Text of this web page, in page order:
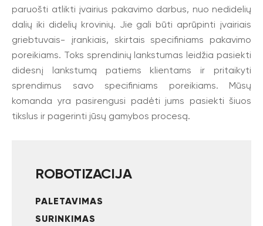
ROBOTIZACIJA
PALETAVIMAS
SURINKIMAS
paruošti atlikti įvairius pakavimo darbus, nuo nedidelių
dalių iki didelių krovinių. Jie gali būti aprūpinti įvairiais
griebtuvais- įrankiais, skirtais specifiniams pakavimo
poreikiams. Toks sprendinių lankstumas leidžia pasiekti
didesnį lankstumą patiems klientams ir pritaikyti
sprendimus savo specifiniams poreikiams. Mūsų
komanda yra pasirengusi padėti jums pasiekti šiuos
tikslus ir pagerinti jūsų gamybos procesą.